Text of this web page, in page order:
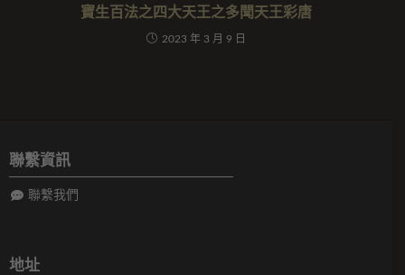
寶生百法之四大天王之多聞天王彩唐
2023 年 3 月 9 日
聯繫資訊
聯繫我們
地址